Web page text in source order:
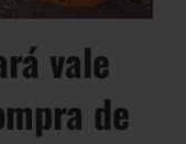
vale
de